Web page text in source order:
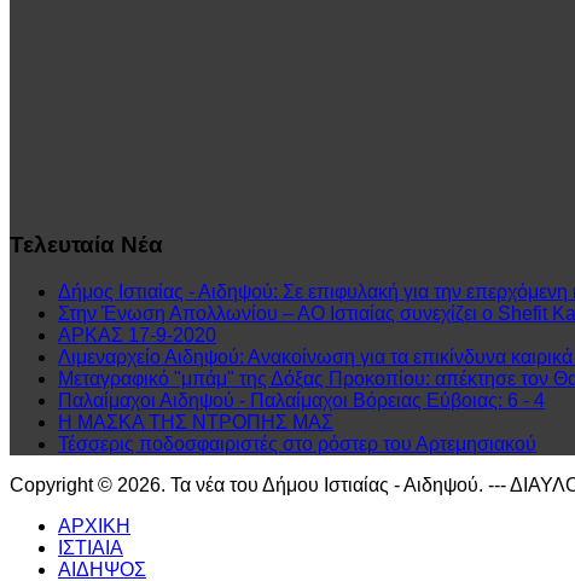
Τελευταία Νέα
Δήμος Ιστιαίας - Αιδηψού: Σε επιφυλακή για την επερχόμενη
Στην Ένωση Απολλωνίου – ΑΟ Ιστιαίας συνεχίζει ο Shefit
ΑΡΚΑΣ 17-9-2020
Λιμεναρχείο Αιδηψού: Ανακοίνωση για τα επικίνδυνα
Μεταγραφικό "μπάμ" της Δόξας Προκοπίου: απέκτησε τον
Παλαίμαχοι Αιδηψού - Παλαίμαχοι Βόρειας Εύβοιας: 6 - 4
Η ΜΑΣΚΑ ΤΗΣ ΝΤΡΟΠΗΣ ΜΑΣ
Τέσσερις ποδοσφαιριστές στο ρόστερ του Αρτεμησιακού
Copyright © 2026. Τα νέα του Δήμου Ιστιαίας - Αιδηψού. ---
ΑΡΧΙΚΗ
ΙΣΤΙΑΙΑ
ΑΙΔΗΨΟΣ